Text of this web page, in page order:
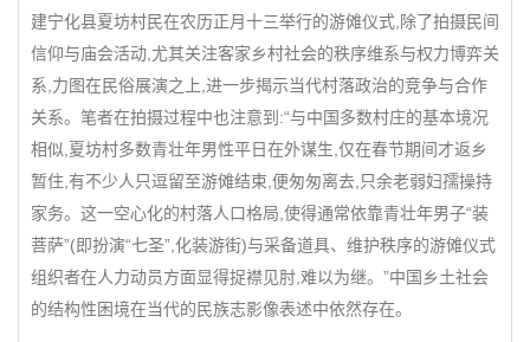
建宁化县夏坊村民在农历正月十三举行的游傩仪式,除了拍摄民间
信仰与庙会活动,尤其关注客家乡村社会的秩序维系与权力博弈关
系,力图在民俗展演之上,进一步揭示当代村落政治的竞争与合作
关系。笔者在拍摄过程中也注意到:“与中国多数村庄的基本境况
相似,夏坊村多数青壮年男性平日在外谋生,仅在春节期间才返乡
暂住,有不少人只逗留至游傩结束,便匆匆离去,只余老弱妇孺操持
家务。这一空心化的村落人口格局,使得通常依靠青壮年男子“装
菩萨”(即扮演“七圣”,化装游街)与采备道具、维护秩序的游傩仪式
组织者在人力动员方面显得捉襟见肘,难以为继。”中国乡土社会
的结构性困境在当代的民族志影像表述中依然存在。